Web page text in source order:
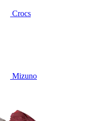
Crocs
Mizuno